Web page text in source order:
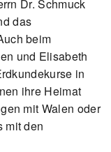
Dr. Schmuck
das
beim
und Elisabeth
in
ihre Heimat
mit Walen oder
mit den